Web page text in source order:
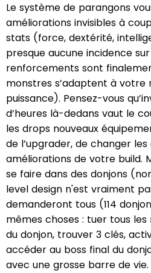
Le système de parangons
améliorations invisibles à
stats (force, dextérité,
presque aucune incidence
renforcements sont
monstres s’adaptent à
puissance). Pensez-vous
d’heures là-dedans vaut le
les drops nouveaux
de l’upgrader, de changer
améliorations de votre build.
se faire dans des donjons
level design n'est vraiment
demanderont tous (114
mêmes choses : tuer tous
du donjon, trouver 3 clés,
accéder au boss final du
avec une grosse barre de vie.